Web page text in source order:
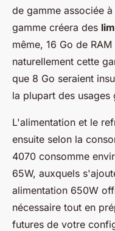
de gamme associée
gamme créera des
même, 16 Go de
naturellement cette
que 8 Go seraient
la plupart des usages
L'alimentation et le
ensuite selon la
4070 consomme
65W, auxquels
alimentation 650W
nécessaire tout en
futures de votre